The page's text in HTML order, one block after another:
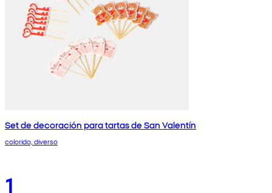
Set de decoración para tartas de San Valentín
colorido, diverso
1